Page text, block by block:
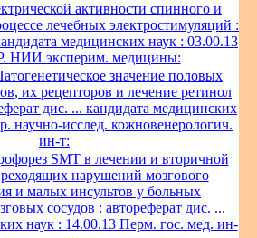
активности спинного и
лечебных электростимуляций :
медицинских наук : 03.00.13
эксперим. медицины:
значение половых
их рецепторов и лечение ретинол
дис. ... кандидата медицинских
научно-исслед. кожновенерологич.
ин-т:
SMT в лечении и вторичной
нарушений мозгового
и малых инсультов у больных
сосудов : автореферат дис. ...
наук : 14.00.13 Перм. гос. мед. ин-